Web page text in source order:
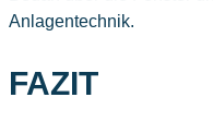
Anlagentechnik.
FAZIT